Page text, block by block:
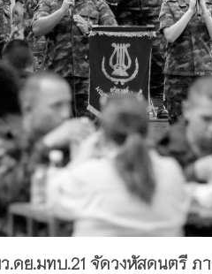
ย.มทบ.21 จัดวงหัสดนตรี ภา